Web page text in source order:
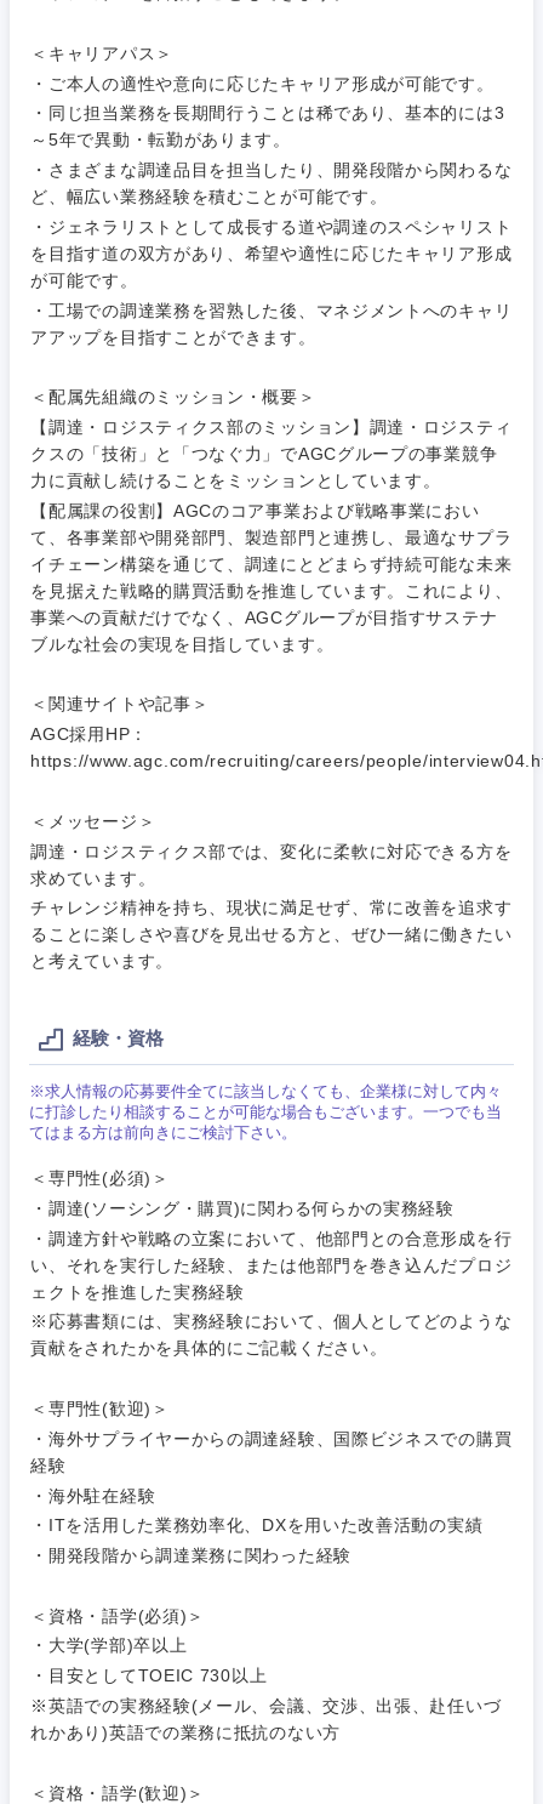
＜キャリアパス＞
・ご本人の適性や意向に応じたキャリア形成が可能です。
・同じ担当業務を長期間行うことは稀であり、基本的には3
～5年で異動・転勤があります。
・さまざまな調達品目を担当したり、開発段階から関わるな
ど、幅広い業務経験を積むことが可能です。
・ジェネラリストとして成長する道や調達のスペシャリスト
を目指す道の双方があり、希望や適性に応じたキャリア形成
が可能です。
・工場での調達業務を習熟した後、マネジメントへのキャリ
アアップを目指すことができます。
＜配属先組織のミッション・概要＞
【調達・ロジスティクス部のミッション】調達・ロジスティ
クスの「技術」と「つなぐ力」でAGCグループの事業競争
力に貢献し続けることをミッションとしています。
【配属課の役割】AGCのコア事業および戦略事業におい
て、各事業部や開発部門、製造部門と連携し、最適なサプラ
イチェーン構築を通じて、調達にとどまらず持続可能な未来
を見据えた戦略的購買活動を推進しています。これにより、
事業への貢献だけでなく、AGCグループが目指すサステナ
ブルな社会の実現を目指しています。
＜関連サイトや記事＞
AGC採用HP：
https://www.agc.com/recruiting/careers/people/
＜メッセージ＞
調達・ロジスティクス部では、変化に柔軟に対応できる方を
求めています。
チャレンジ精神を持ち、現状に満足せず、常に改善を追求す
ることに楽しさや喜びを見出せる方と、ぜひ一緒に働きたい
と考えています。
経験・資格
※求人情報の応募要件全てに該当しなくても、企業様に対して内々
に打診したり相談することが可能な場合もございます。一つでも当
てはまる方は前向きにご検討下さい。
＜専門性(必須)＞
・調達(ソーシング・購買)に関わる何らかの実務経験
・調達方針や戦略の立案において、他部門との合意形成を行
い、それを実行した経験、または他部門を巻き込んだプロジ
ェクトを推進した実務経験
※応募書類には、実務経験において、個人としてどのような
貢献をされたかを具体的にご記載ください。
＜専門性(歓迎)＞
・海外サプライヤーからの調達経験、国際ビジネスでの購買
経験
・海外駐在経験
・ITを活用した業務効率化、DXを用いた改善活動の実績
・開発段階から調達業務に関わった経験
＜資格・語学(必須)＞
・大学(学部)卒以上
・目安としてTOEIC 730以上
※英語での実務経験(メール、会議、交渉、出張、赴任いづ
れかあり)英語での業務に抵抗のない方
＜資格・語学(歓迎)＞
山梨県 長野県
東海地方
岐阜県 静岡県
愛知県 三重県